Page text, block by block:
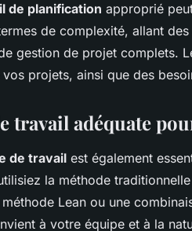
de planification approprié
de complexité, allant
gestion de projet complets.
projets, ainsi que des
travail adéquate
de travail est également
la méthode
Lean ou une
à votre équipe et à la